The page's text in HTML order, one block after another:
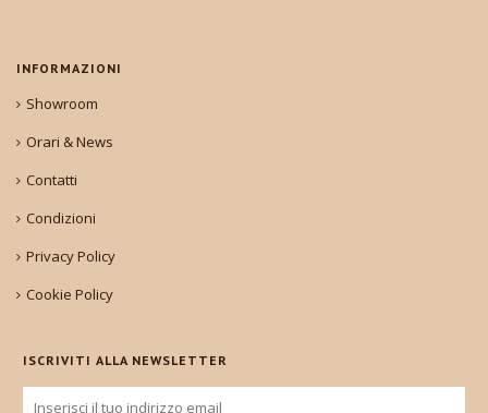
INFORMAZIONI
Showroom
Orari & News
Contatti
Condizioni
Privacy Policy
Cookie Policy
ISCRIVITI ALLA NEWSLETTER